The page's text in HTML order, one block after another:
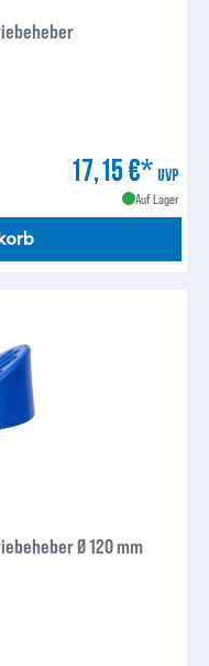
17,15 €* UVP
Auf Lager
Ø 120 mm